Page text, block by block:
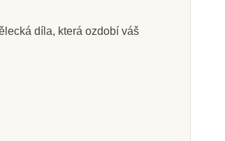
díla, která ozdobí váš